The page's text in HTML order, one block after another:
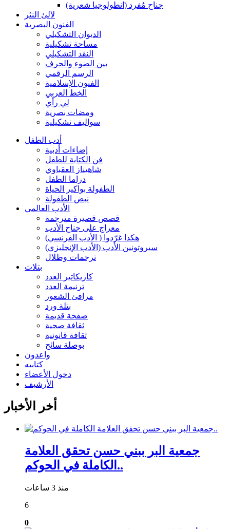
جناح مُفرد (انطولوجيا شعرية)
لآلئ النثر
الفنون البصرية
الديوان التشكيلي
مساحة تشكيلية
النقد التشكيلي
بين الضوء والحرف
الرسم الرقمي
الفنون الإسلامية
الخط العربي
لي رأي
ومضات بصرية
سواليف تشكيلية
أدب الطفل
إضاءات أدبية
فن الكتابة للطفل
شاهيناز العقباوي
دراما الطفل
الطفولة بواكير الحياة
نبض الطفولة
الأدب العالمي
قصص قصيرة مترجمة
معراج على جناح الأدب
هكذا غرّدوا ( الأدب الفرنسي)
سيروتونين الأدب (الأدب الإنجليزي)
ترجمات وظلال
بتلات
كاريكاتير العدد
ترنيمة العدد
مرافئ الشعور
بتلة ورد
صفحة قديمة
ثقافة صحية
ثقافة قانونية
بوصلة سائح
واعدون
كتابيه
دخول الأعضاء
الأرشيف
أخر الأخبار
جمعية البر ببني حسن تحقق العلامة
الكاملة في الحوكم..
منذ 3 ساعات
6
0